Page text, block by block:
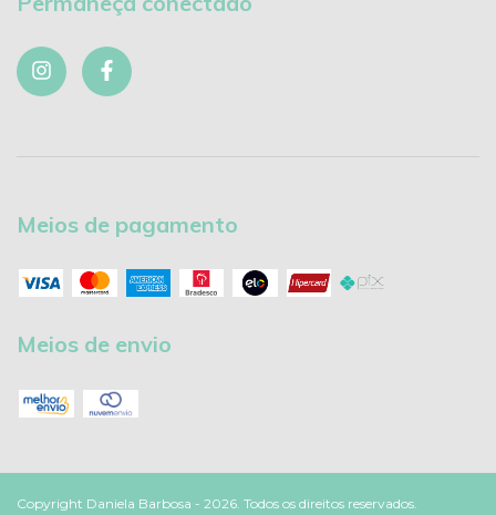
Meios de pagamento
Meios de envio
Copyright Daniela Barbosa - 2026. Todos os direitos reservados.